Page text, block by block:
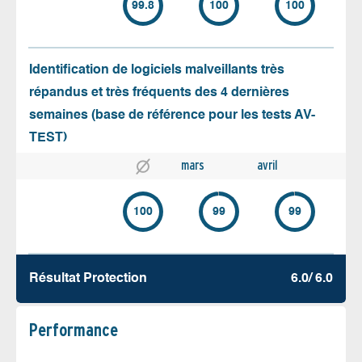
99.8 100 100
Identification de logiciels malveillants très
répandus et très fréquents des 4 dernières
semaines (base de référence pour les tests AV-
TEST)
mars avril
100 99 99
Résultat Protection 6.0/ 6.0
Performance